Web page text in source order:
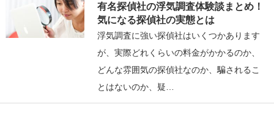
有名探偵社の浮気調査体験談まとめ！
気になる探偵社の実態とは
浮気調査に強い探偵社はいくつかあります
が、実際どれくらいの料金がかかるのか、
どんな雰囲気の探偵社なのか、騙されるこ
とはないのか、疑…